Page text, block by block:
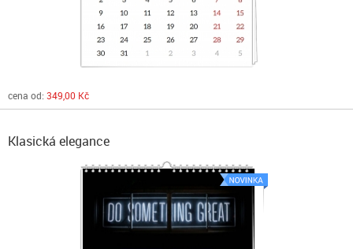
cena od: 349,00 Kč
Klasická elegance